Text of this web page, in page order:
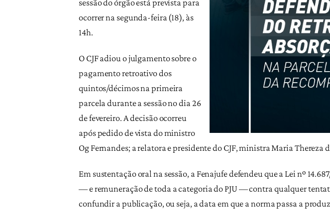
sessão do órgão está prevista para
ocorrer na segunda-feira (18), às
14h.
O CJF adiou o julgamento sobre o
pagamento retroativo dos
quintos/décimos na primeira
parcela durante a sessão no dia 26
de fevereiro. A decisão ocorreu
após pedido de vista do ministro
Og Fernandes; a relatora e presidente do CJF, ministra Maria Thereza
Em sustentação oral na sessão, a Fenajufe defendeu que a Lei nº
— e remuneração de toda a categoria do PJU — contra qualquer
confundir a publicação, ou seja, a data em que a norma passa a